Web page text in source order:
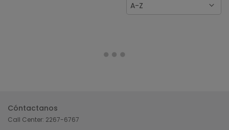
A-Z
Cóntactanos
Call Center: 2267-6767